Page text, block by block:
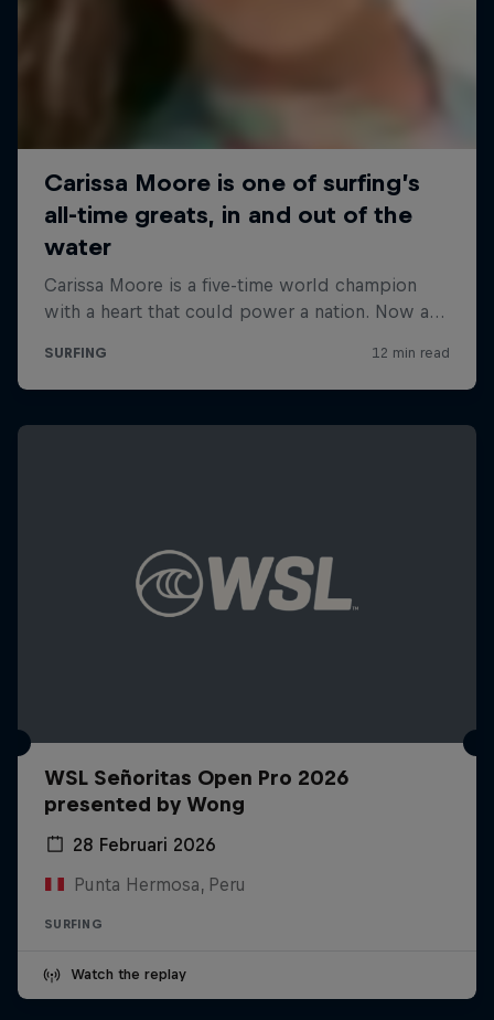
WSL Señoritas Open Pro 2026
presented by Wong
28 Februari 2026
Punta Hermosa, Peru
SURFING
Watch the replay